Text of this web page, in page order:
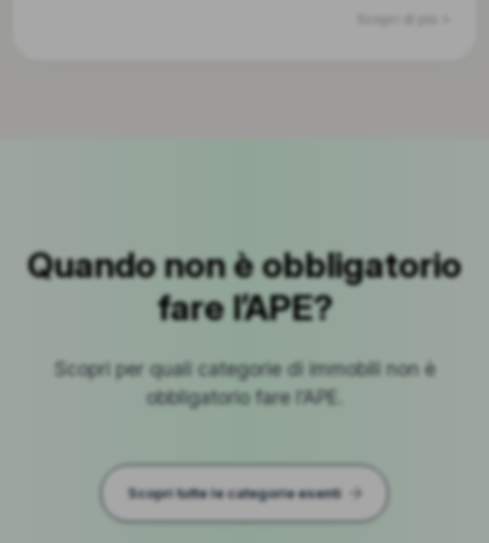
Quando non è obbligatorio
fare l’APE?
Scopri per quali categorie di immobili non è
obbligatorio fare l’APE.
Scopri tutte le categorie esenti